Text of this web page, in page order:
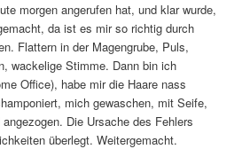
morgen angerufen hat, und klar wurde,
da ist es mir so richtig durch
Flattern in der Magengrube, Puls,
wackelige Stimme. Dann bin ich
Office), habe mir die Haare nass
mich gewaschen, mit Seife,
Die Ursache des Fehlers
überlegt. Weitergemacht.